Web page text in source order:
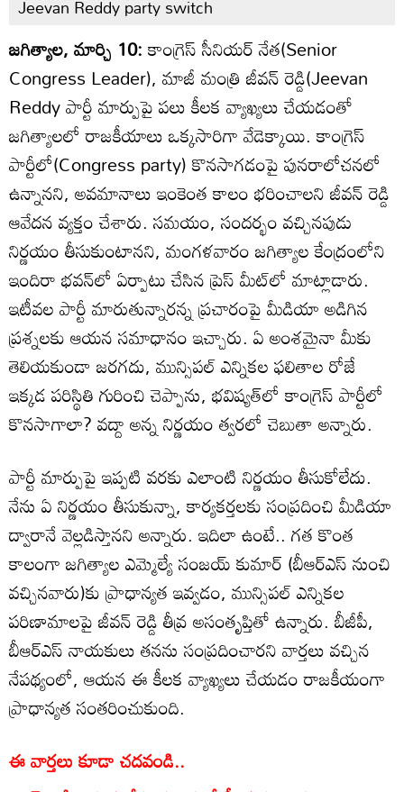
Jeevan Reddy party switch
జగిత్యాల, మార్చి 10:కాంగ్రెస్ సీనియర్ నేత(Senior
Congress Leader), మాజీ మంత్రి జీవన్ రెడ్డి(Jeevan
Reddy పార్టీ మార్పుపై పలు కీలక వ్యాఖ్యలు చేయడంతో
జగిత్యాలలో రాజకీయాలు ఒక్కసారిగా వేడెక్కాయి. కాంగ్రెస్
పార్టీలో(Congress party) కొనసాగడంపై పునరాలోచనలో
ఉన్నానని, అవమానాలు ఇంకెంత కాలం భరించాలని జీవన్ రెడ్డి
ఆవేదన వ్యక్తం చేశారు. సమయం, సందర్భం వచ్చినపుడు
నిర్ణయం తీసుకుంటానని, మంగళవారం జగిత్యాల కేంద్రంలోని
ఇందిరా భవన్‌లో ఏర్పాటు చేసిన ప్రెస్ మీట్‌లో మాట్లాడారు.
ఇటీవల పార్టీ మారుతున్నారన్న ప్రచారంపై మీడియా అడిగిన
ప్రశ్నలకు ఆయన సమాధానం ఇచ్చారు. ఏ అంశమైనా మీకు
తెలియకుండా జరగదు, మున్సిపల్ ఎన్నికల ఫలితాల రోజే
ఇక్కడ పరిస్థితి గురించి చెప్పాను, భవిష్యత్‌లో కాంగ్రెస్ పార్టీలో
కొనసాగాలా? వద్దా అన్న నిర్ణయం త్వరలో చెబుతా అన్నారు.
పార్టీ మార్పుపై ఇప్పటి వరకు ఎలాంటి నిర్ణయం తీసుకోలేదు.
నేను ఏ నిర్ణయం తీసుకున్నా, కార్యకర్తలకు సంప్రదించి మీడియా
ద్వారానే వెల్లడిస్తానని అన్నారు. ఇదిలా ఉంటే.. గత కొంత
కాలంగా జగిత్యాల ఎమ్మెల్యే సంజయ్ కుమార్ (బీఆర్ఎస్ నుంచి
వచ్చినవారు)‌కు ప్రాధాన్యత ఇవ్వడం, మున్సిపల్ ఎన్నికల
పరిణామాలపై జీవన్ రెడ్డి తీవ్ర అసంతృప్తితో ఉన్నారు. బీజీపీ,
బీఆర్ఎస్ నాయకులు తనను సంప్రదించారని వార్తలు వచ్చిన
నేపథ్యంలో, ఆయన ఈ కీలక వ్యాఖ్యలు చేయడం రాజకీయంగా
ప్రాధాన్యత సంతరించుకుంది.
ఈ వార్తలు కూడా చదవండి..